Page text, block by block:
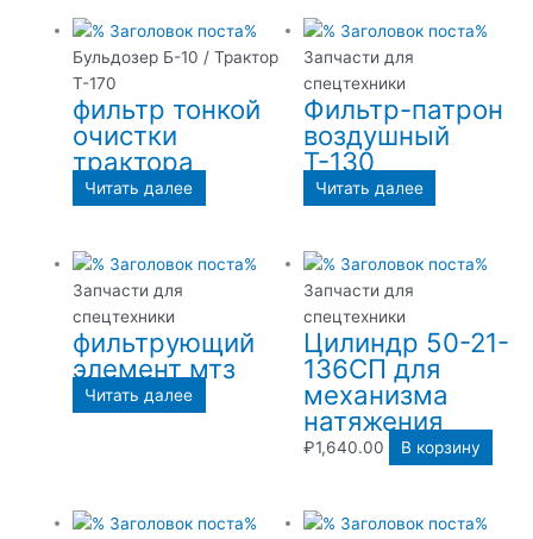
Бульдозер Б-10 / Трактор
Т-170
фильтр тонкой
очистки
трактора
Читать далее
Запчасти для
спецтехники
Фильтр-патрон
воздушный
Т-130
Читать далее
Запчасти для
спецтехники
фильтрующий
элемент мтз
Читать далее
Запчасти для
спецтехники
Цилиндр 50-21-
136СП для
механизма
натяжения
₽1,640.00 В корзину